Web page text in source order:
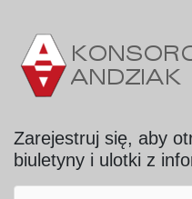
Zarejestruj się, aby
biuletyny i ulotki z